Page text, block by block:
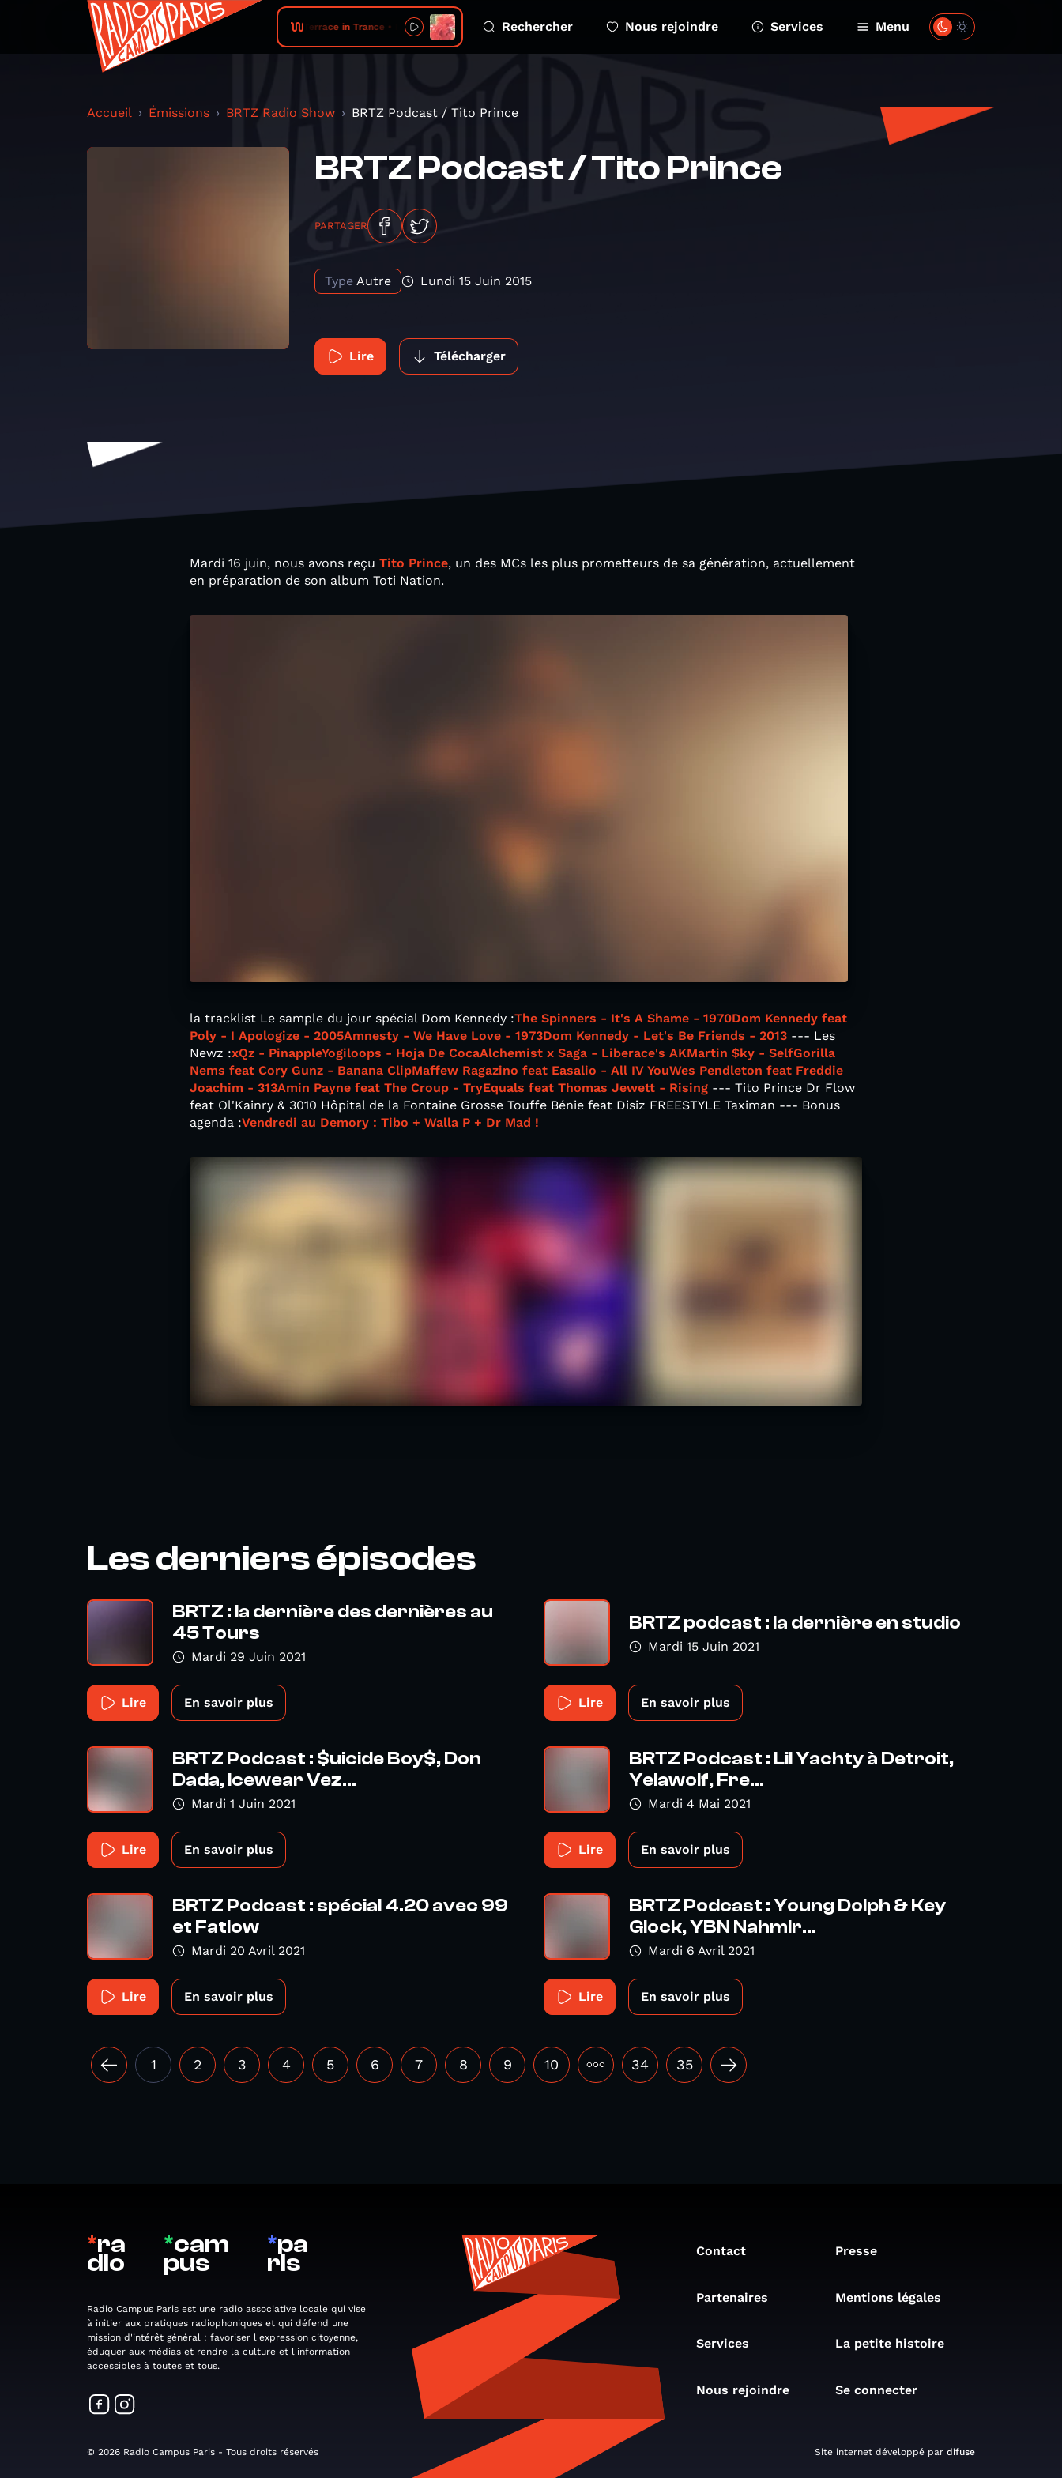
Terrace in Trance • Roses Rechercher Nous rejoindre Services Menu
Accueil Émissions BRTZ Radio Show BRTZ Podcast / Tito Prince
BRTZ Podcast / Tito Prince
PARTAGER
Type Autre Lundi 15 Juin 2015
Lire Télécharger
Mardi 16 juin, nous avons reçu Tito Prince, un des MCs les plus prometteurs de sa génération, actuellement
en préparation de son album Toti Nation.
la tracklist Le sample du jour spécial Dom Kennedy :The Spinners - It's A Shame - 1970Dom Kennedy feat
Poly - I Apologize - 2005Amnesty - We Have Love - 1973Dom Kennedy - Let's Be Friends - 2013 --- Les
Newz :xQz - PinappleYogiloops - Hoja De CocaAlchemist x Saga - Liberace's AKMartin $ky - SelfGorilla
Nems feat Cory Gunz - Banana ClipMaffew Ragazino feat Easalio - All IV YouWes Pendleton feat Freddie
Joachim - 313Amin Payne feat The Croup - TryEquals feat Thomas Jewett - Rising --- Tito Prince Dr Flow
feat Ol'Kainry & 3010 Hôpital de la Fontaine Grosse Touffe Bénie feat Disiz FREESTYLE Taximan --- Bonus
agenda :Vendredi au Demory : Tibo + Walla P + Dr Mad !
Les derniers épisodes
BRTZ : la dernière des dernières au
45 Tours
Mardi 29 Juin 2021
Lire En savoir plus
BRTZ podcast : la dernière en studio
Mardi 15 Juin 2021
Lire En savoir plus
BRTZ Podcast : $uicide Boy$, Don
Dada, Icewear Vez...
Mardi 1 Juin 2021
Lire En savoir plus
BRTZ Podcast : Lil Yachty à Detroit,
Yelawolf, Fre...
Mardi 4 Mai 2021
Lire En savoir plus
BRTZ Podcast : spécial 4.20 avec 99
et Fatlow
Mardi 20 Avril 2021
Lire En savoir plus
BRTZ Podcast : Young Dolph & Key
Glock, YBN Nahmir...
Mardi 6 Avril 2021
Lire En savoir plus
1 2 3 4 5 6 7 8 9 10 ••• 34 35
*ra
dio
*cam
pus
*pa
ris
Radio Campus Paris est une radio associative locale qui vise
à initier aux pratiques radiophoniques et qui défend une
mission d'intérêt général : favoriser l'expression citoyenne,
éduquer aux médias et rendre la culture et l'information
accessibles à toutes et tous.
Contact Presse
Partenaires Mentions légales
Services La petite histoire
Nous rejoindre Se connecter
© 2026 Radio Campus Paris - Tous droits réservés Site internet développé par difuse